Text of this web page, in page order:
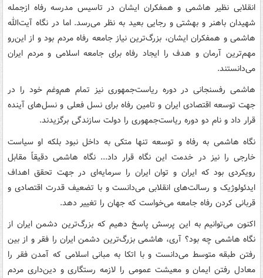
انقلابی نظیر ‌هاشمی و همفکران ایشان در تاسیس مدرسه رفاه ازجمله
شهیدان باهنر و بهشتی و رجایی بعید به نظر می‌رسد. اما در نگاه آیت‌الله‌
هاشمی و همفکران ایشان، بزرگ‌ترین نیاز جامعه رفاه مردم بود و از این‌رو
مهم‌ترین آرمان و هدف را ایجاد رفاه برای جامعه اسلامی و مردم ایران
می‌دانستند.
هاشمی ‌رفسنجانی در دوره ریاست‌جمهوری نیز تمام هم‌وغم خود را در
جهت توسعه اقتصادی ایران و تامین رفاه برای نسل فعلی و نسل‌های آینده
قرار داد و نام دو دوره ریاست‌جمهوری را دولت سازندگی برگزیدند.
نگاه‌ هاشمی به رفاه و توسعه تنها متکی به داخل نبود بلکه او سیاست
خارجی را نیز در خدمت این نگاه قرار داد... نگاه ‌هاشمی دقیقاً مقابل
رویکردی بود که ایران و توان ایران را سرمایه‌ای در جهت تحقق اهداف
ایدئولوژیک و رسالت‌های انقلابی می‌دانست و با تضعیف قدرت اقتصادی و
قربانی کردن رفاه جامعه می‌خواست که جهان را تغییر دهد.
اکنون می‌توانیم به این پرسش پاسخ دهیم که بزرگ‌ترین دشمن ایران از
نگاه ‌هاشمی چه بود؟ آری،‌ هاشمی بزرگ‌ترین دشمن ایران را فقر و از بین
رفتن طبقه متوسط می‌دانست و با اتکا به مبانی اسلامی که آمدن فقر را
معادل رفتن ایمان و معیشت عمومی را لازمه رستگاری و دین‌داری مردم